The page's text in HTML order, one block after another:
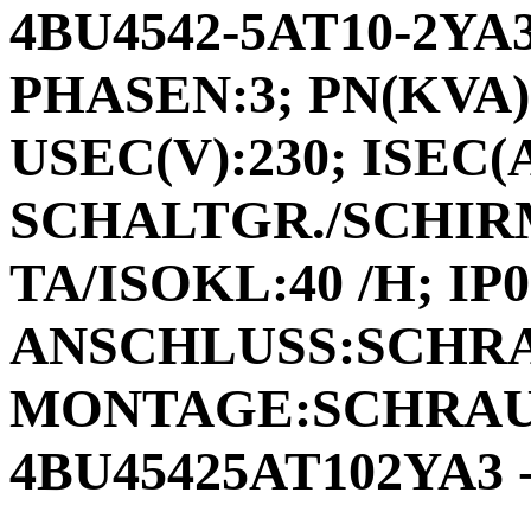
4BU4542-5AT10-
PHASEN:3;
USEC(V):230;
SCHALTGR./
TA/ISOKL:40 /H;